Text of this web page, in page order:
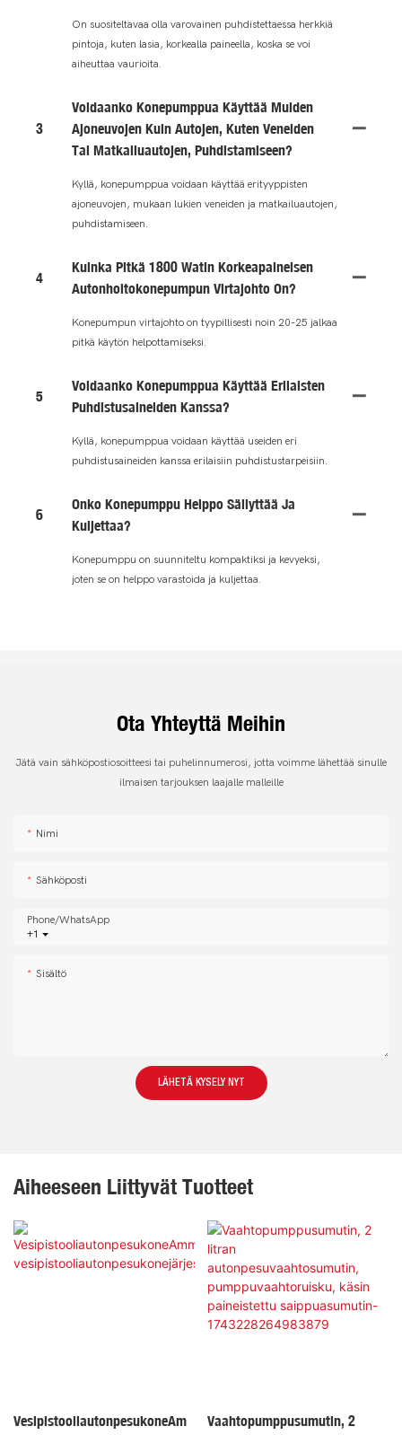
On suositeltavaa olla varovainen puhdistettaessa herkkiä
pintoja, kuten lasia, korkealla paineella, koska se voi
aiheuttaa vaurioita.
3
Voidaanko Konepumppua Käyttää Muiden
Ajoneuvojen Kuin Autojen, Kuten Veneiden
Tai Matkailuautojen, Puhdistamiseen?
Kyllä, konepumppua voidaan käyttää erityyppisten
ajoneuvojen, mukaan lukien veneiden ja matkailuautojen,
puhdistamiseen.
4
Kuinka Pitkä 1800 Watin Korkeapaineisen
Autonhoitokonepumpun Virtajohto On?
Konepumpun virtajohto on tyypillisesti noin 20-25 jalkaa
pitkä käytön helpottamiseksi.
5
Voidaanko Konepumppua Käyttää Erilaisten
Puhdistusaineiden Kanssa?
Kyllä, konepumppua voidaan käyttää useiden eri
puhdistusaineiden kanssa erilaisiin puhdistustarpeisiin.
6
Onko Konepumppu Helppo Säilyttää Ja
Kuljettaa?
Konepumppu on suunniteltu kompaktiksi ja kevyeksi,
joten se on helppo varastoida ja kuljettaa.
Ota Yhteyttä Meihin
Jätä vain sähköpostiosoitteesi tai puhelinnumerosi, jotta voimme lähettää sinulle
ilmaisen tarjouksen laajalle malleille
Nimi
Sähköposti
+1
Phone/whatsApp
Sisältö
LÄHETÄ KYSELY NYT
Aiheeseen Liittyvät Tuotteet
VesipistooliautonpesukoneAm
Vaahtopumppusumutin, 2